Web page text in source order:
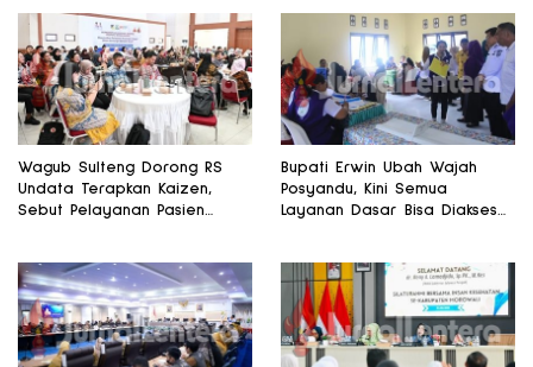
Wagub Sulteng Dorong RS
Undata Terapkan Kaizen,
Sebut Pelayanan Pasien
Bupati Erwin Ubah Wajah
Posyandu, Kini Semua
Layanan Dasar Bisa Diakses